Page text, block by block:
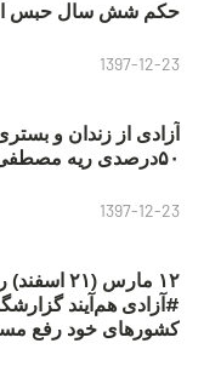
حکم شش سال حبس
1397-12-23
آزادی از زندان و
۵۰درصدی ریه مصطفی دانشجو
1397-12-23
۱۲ مارس
کشورهای خود رفع